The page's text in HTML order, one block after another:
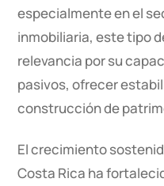
especialmente en el
inmobiliaria, este tipo
relevancia por su
pasivos, ofrecer
construcción de
El crecimiento
Costa Rica ha